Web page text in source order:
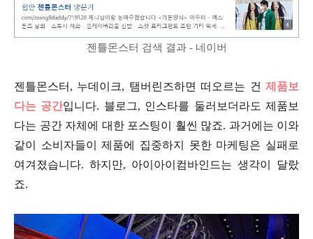
젠틀몬스터 검색 결과 - 네이버
젠틀몬스터, 누데이크, 탬버린즈하면 떠오르는 건 제품보
다는 공간입니다. 블로그, 인스타를 둘러보더라도 제품보
다는 공간 자체에 대한 포스팅이 훨씬 많죠. 과거에는 이와
같이 소비자들이 제품에 집중하지 못한 마케팅은 실패로
여겨졌습니다. 하지만, 아이아이컴바인드는 생각이 달랐
죠.